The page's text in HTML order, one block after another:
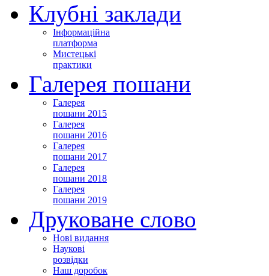
Клубні заклади
Інформаційна
платформа
Мистецькі
практики
Галерея пошани
Галерея
пошани 2015
Галерея
пошани 2016
Галерея
пошани 2017
Галерея
пошани 2018
Галерея
пошани 2019
Друковане слово
Нові видання
Наукові
розвідки
Наш доробок